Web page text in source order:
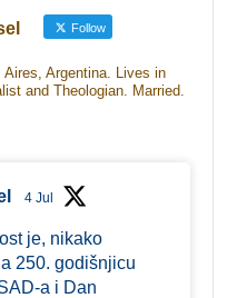
Follow
Argentina. Lives in
and Theologian. Married.
4 Jul
je, nikako
250. godišnjicu
a i Dan